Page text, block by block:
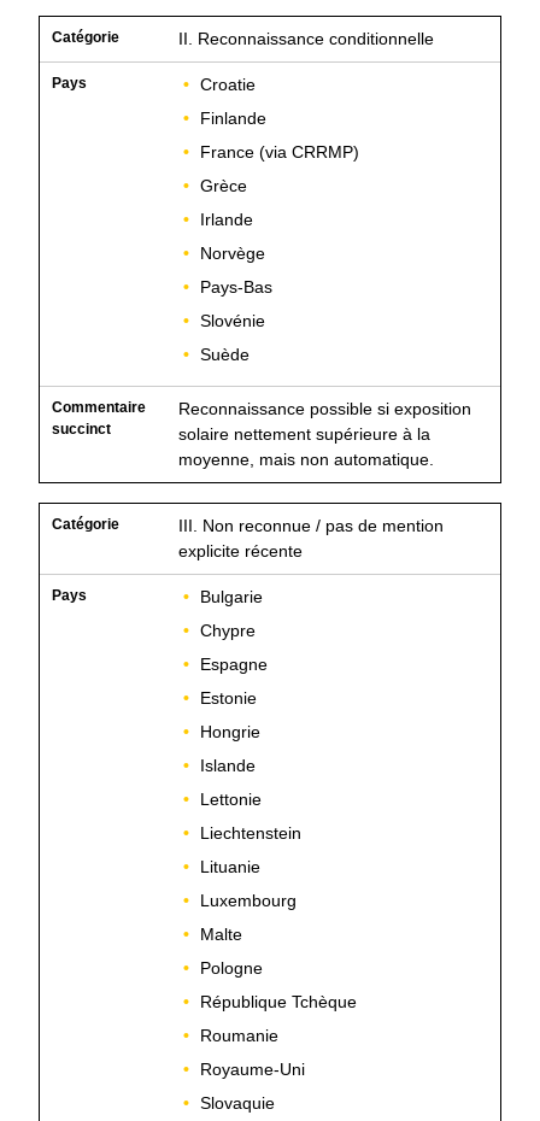
II. Reconnaissance conditionnelle
Croatie
Finlande
France (via CRRMP)
Grèce
Irlande
Norvège
Pays-Bas
Slovénie
Suède
Reconnaissance possible si exposition
solaire nettement supérieure à la
moyenne, mais non automatique.
III. Non reconnue / pas de mention
explicite récente
Bulgarie
Chypre
Espagne
Estonie
Hongrie
Islande
Lettonie
Liechtenstein
Lituanie
Luxembourg
Malte
Pologne
République Tchèque
Roumanie
Royaume-Uni
Slovaquie